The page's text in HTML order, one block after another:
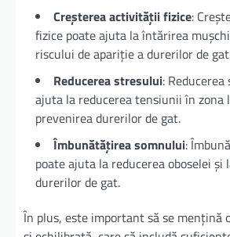
Creșterea activității fizice:
fizice poate ajuta la întărirea
riscului de apariție a durerilor de
Reducerea stresului:
ajuta la reducerea tensiunii în zona
prevenirea durerilor de gat.
Îmbunătățirea somnului:
poate ajuta la reducerea oboselei și
durerilor de gat.
În plus, este important să se mențină